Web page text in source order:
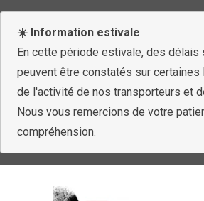
☀️ Information estivale
En cette période estivale, des délais
peuvent être constatés sur certaines
de l'activité de nos transporteurs et
Nous vous remercions de votre
compréhension.